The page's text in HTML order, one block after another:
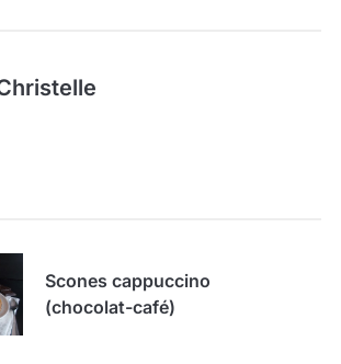
Scones cappuccino
(chocolat-café)